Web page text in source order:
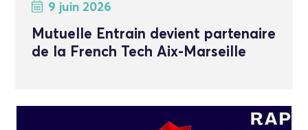
9 juin 2026
Mutuelle Entrain devient partenaire
de la French Tech Aix-Marseille